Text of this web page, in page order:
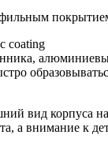
coating
вид корпуса
а внимание к